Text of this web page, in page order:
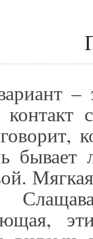
–
бывает
Мягкая